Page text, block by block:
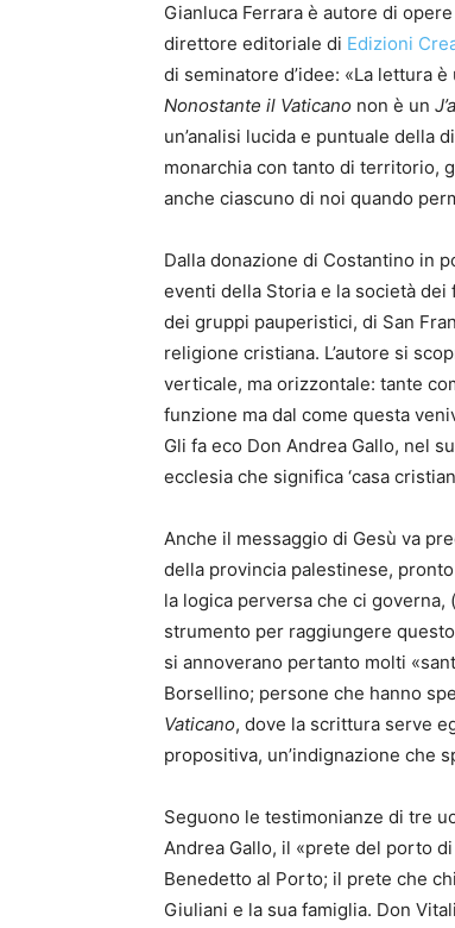
Gianluca Ferrara è autore di
direttore editoriale di Edizioni
di seminatore d’idee: «La lettura
Nonostante il Vaticano non è un
un’analisi lucida e puntuale della
monarchia con tanto di territorio,
anche ciascuno di noi quando
Dalla donazione di Costantino in
eventi della Storia e la società
dei gruppi pauperistici, di San
religione cristiana. L’autore si
verticale, ma orizzontale: tante
funzione ma dal come questa
Gli fa eco Don Andrea Gallo, nel
ecclesia che significa ‘casa
Anche il messaggio di Gesù va
della provincia palestinese,
la logica perversa che ci
strumento per raggiungere
si annoverano pertanto molti
Borsellino; persone che hanno
Vaticano, dove la scrittura serve
propositiva, un’indignazione che
Seguono le testimonianze di tre
Andrea Gallo, il «prete del porto
Benedetto al Porto; il prete che
Giuliani e la sua famiglia. Don